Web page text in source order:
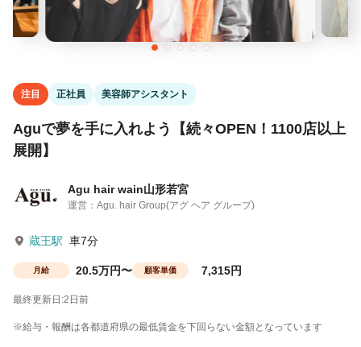
注目 正社員 美容師アシスタント
Aguで夢を手に入れよう【続々OPEN！1100店以上
展開】
Agu hair wain山形若宮
運営：Agu. hair Group(アグ ヘア グループ)
蔵王駅 車7分
月給 20.5万円〜 顧客単価 7,315円
最終更新日:2日前
※給与・報酬は各都道府県の最低賃金を下回らない金額となっています